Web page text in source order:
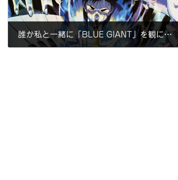
誰か私と一緒に「BLUE GIANT」を観に行ってくれ